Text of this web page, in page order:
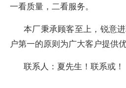
一看质量，二看服务。
本厂秉承顾客至上，锐意
户第一的原则为广大客户提供
联系人：夏先生！联系或！